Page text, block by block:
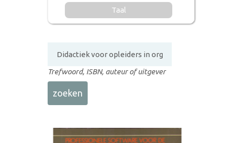
Taal
Trefwoord, ISBN, auteur of uitgever